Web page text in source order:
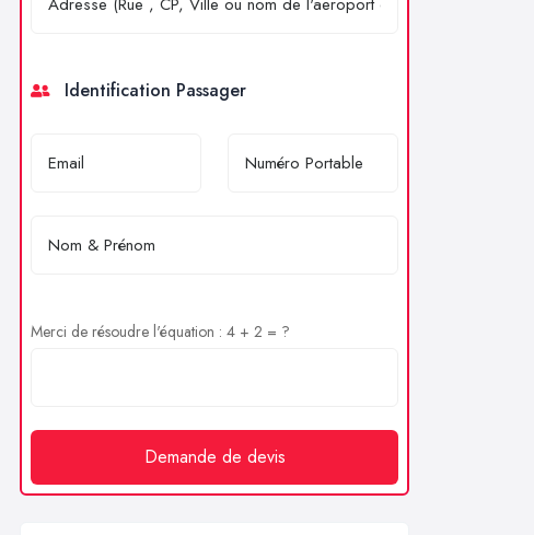
Identification Passager
Merci de résoudre l'équation : 4 + 2 = ?
Demande de devis